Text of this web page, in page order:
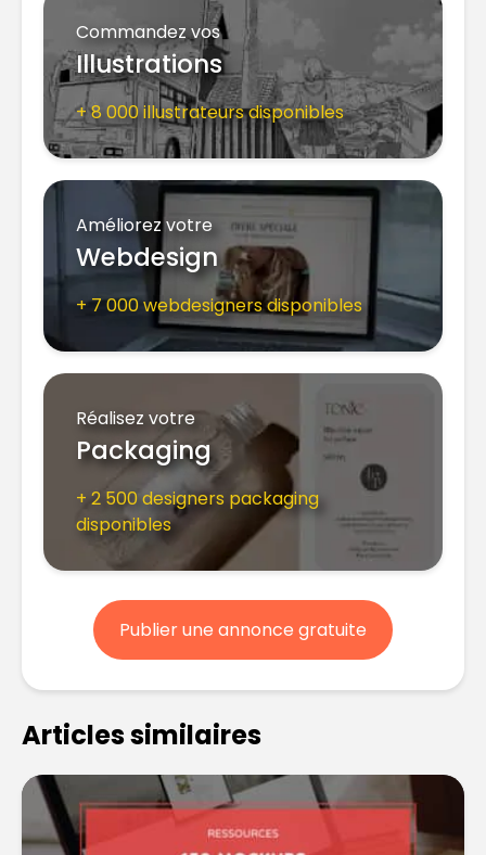
Commandez vos
Illustrations
+ 8 000 illustrateurs disponibles
Améliorez votre
Webdesign
+ 7 000 webdesigners disponibles
Réalisez votre
Packaging
+ 2 500 designers packaging
disponibles
Publier une annonce gratuite
Articles similaires